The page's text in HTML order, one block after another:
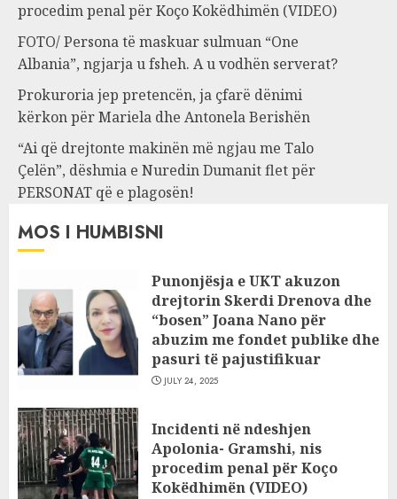
procedim penal për Koço Kokëdhimën (VIDEO)
FOTO/ Persona të maskuar sulmuan “One
Albania”, ngjarja u fsheh. A u vodhën serverat?
Prokuroria jep pretencën, ja çfarë dënimi
kërkon për Mariela dhe Antonela Berishën
“Ai që drejtonte makinën më ngjau me Talo
Çelën”, dëshmia e Nuredin Dumanit flet për
PERSONAT që e plagosën!
MOS I HUMBISNI
Punonjësja e UKT akuzon
drejtorin Skerdi Drenova dhe
“bosen” Joana Nano për
abuzim me fondet publike dhe
pasuri të pajustifikuar
JULY 24, 2025
Incidenti në ndeshjen
Apolonia- Gramshi, nis
procedim penal për Koço
Kokëdhimën (VIDEO)